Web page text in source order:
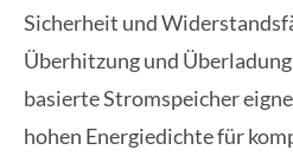
Sicherheit und
Überhitzung und
basierte Stromspeicher
hohen Energiedichte für